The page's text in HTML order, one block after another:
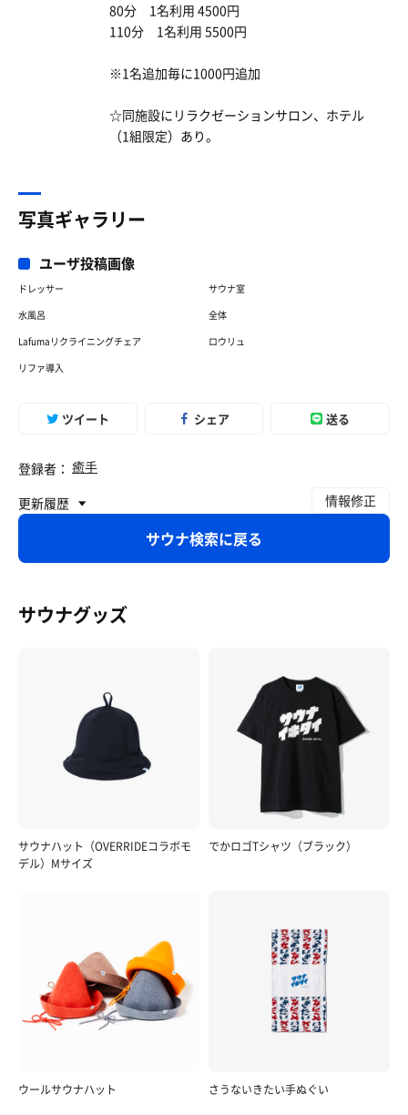
80分 1名利用 4500円
110分 1名利用 5500円
※1名追加毎に1000円追加
☆同施設にリラクゼーションサロン、ホテル
（1組限定）あり。
写真ギャラリー
ユーザ投稿画像
ドレッサー
サウナ室
水風呂
全体
Lafumaリクライニングチェア
ロウリュ
リファ導入
ツイート シェア 送る
登録者： 癒手
更新履歴
情報修正
サウナ検索に戻る
サウナグッズ
サウナハット（OVERRIDEコラボモ
デル）Mサイズ
でかロゴTシャツ（ブラック）
ウールサウナハット さうないきたい手ぬぐい